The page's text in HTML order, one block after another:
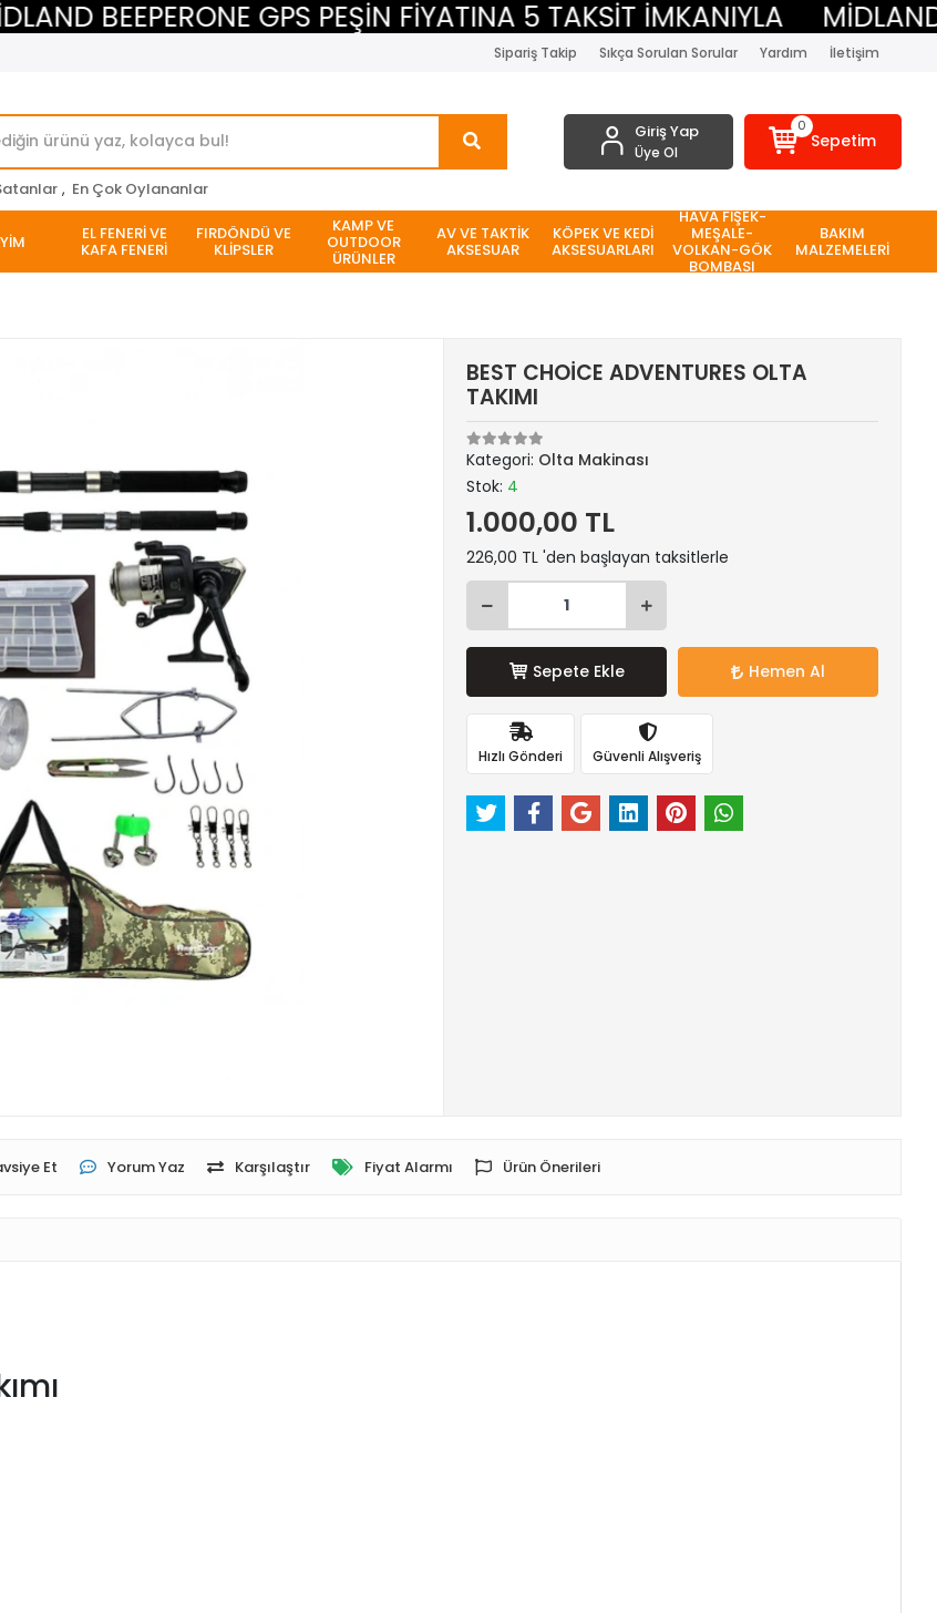
BEEPERONE GPS PEŞİN FİYATINA 5 TAKSİT İMKANIYLA MİDLAND
Sipariş Takip Sıkça Sorulan Sorular Yardım İletişim
, En Çok Oylananlar
Giriş Yap
Üye Ol
0
Sepetim
EL FENERİ VE
KAFA FENERİ
FIRDÖNDÜ VE
KLİPSLER
KAMP VE
OUTDOOR
ÜRÜNLER
AV VE TAKTİK
AKSESUAR
KÖPEK VE KEDİ
AKSESUARLARI
HAVA FİŞEK-
MEŞALE-
VOLKAN-GÖK
BOMBASI
BAKIM
MALZEMELERİ
BEST CHOİCE ADVENTURES OLTA
TAKIMI
Kategori: Olta Makinası
Stok: 4
1.000,00 TL
226,00 TL 'den başlayan taksitlerle
Sepete Ekle Hemen Al
Hızlı Gönderi Güvenli Alışveriş
Et Yorum Yaz Karşılaştır Fiyat Alarmı Ürün Önerileri